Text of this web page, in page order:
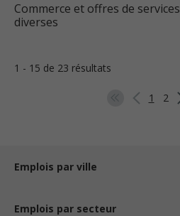
Commerce et offres de services
diverses
1 - 15 de 23 résultats
1 2
Emplois par ville
Emplois par secteur